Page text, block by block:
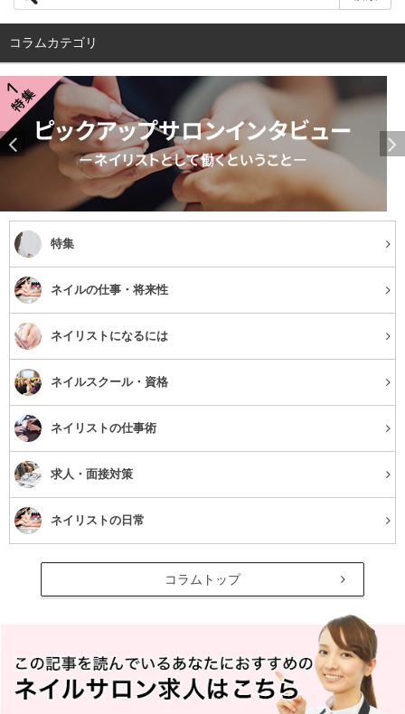
サロンの特徴
どの店舗も安定したサービスを提供しているチェーンのネイルサロ
ン、I nails。
初めてのお客さんもリピーターの方も、平日16時までの来店で「昼
割」が適用されお得に施術を受けられます。
他のお客さんを気にしなくていいサロンレイアウトなので、くつろ
ぎながら指先美人になれます。
口コミ一部抜粋
今回も完全ノープランで伺いましたが、選ぶのに困るくらい可愛い
デザインを２つも提案してくださいました。
これでまた1ヶ月弱、お仕事を頑張れます。いつもありがとうござい
ます！（30代女性）
今回もフットネイルをお願いしました。
I Nailsさんのデザインは私の中でどこよりも1番です♪
本当に可愛くて可愛くて、何度も足元見てしまいます。（20代女
性）
TEL 03-6380-1336
住所 東京都新宿区新宿4-1-19冨美ビル2F
アクセス 新宿駅より徒歩1分
平日11:00～22:00（最終受付20:00）
日/祝10:00～21:00（最終受付19:00
定休日 不定休
コラムカテゴリ
特集
ネイルの仕事・将来性
ネイリストになるには
ネイルスクール・資格
ネイリストの仕事術
求人・面接対策
ネイリストの日常
コラムトップ